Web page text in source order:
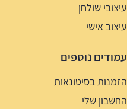
עיצובי שולחן
עיצוב אישי
עמודים נוספים
הזמנות בסיטונאות
החשבון שלי